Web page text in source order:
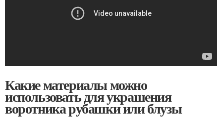
Какие материалы можно
использовать для украшения
воротника рубашки или блузы